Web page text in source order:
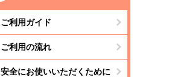
ご利用ガイド
ご利用の流れ
安全にお使いいただくために